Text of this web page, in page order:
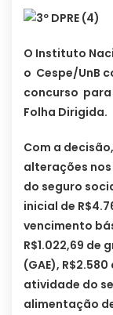
O Instituto
o Cespe/UnB
concurso para
Folha Dirigida.
Com a
alterações
do seguro
inicial de
vencimento
R$1.022,69
(GAE),
atividade do
alimentação